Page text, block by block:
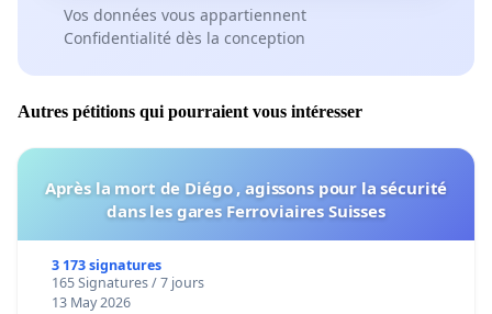
Vos données vous appartiennent
Confidentialité dès la conception
Autres pétitions qui pourraient vous intéresser
Après la mort de Diégo , agissons pour la sécurité
dans les gares Ferroviaires Suisses
3 173 signatures
165 Signatures / 7 jours
13 May 2026